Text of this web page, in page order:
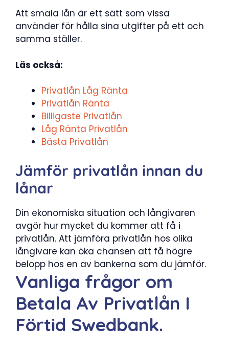
Att smala lån är ett sätt som vissa
använder för hålla sina utgifter på ett och
samma ställer.
Läs också:
Privatlån Låg Ränta
Privatlån Ränta
Billigaste Privatlån
Låg Ränta Privatlån
Bästa Privatlån
Jämför privatlån innan du
lånar
Din ekonomiska situation och långivaren
avgör hur mycket du kommer att få i
privatlån. Att jämföra privatlån hos olika
långivare kan öka chansen att få högre
belopp hos en av bankerna som du jämför.
Vanliga frågor om
Betala Av Privatlån I
Förtid Swedbank.